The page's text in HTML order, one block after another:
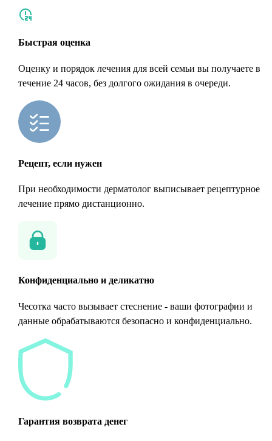
Быстрая оценка
Оценку и порядок лечения для всей семьи вы получаете в
течение 24 часов, без долгого ожидания в очереди.
Рецепт, если нужен
При необходимости дерматолог выписывает рецептурное
лечение прямо дистанционно.
Конфиденциально и деликатно
Чесотка часто вызывает стеснение - ваши фотографии и
данные обрабатываются безопасно и конфиденциально.
Гарантия возврата денег